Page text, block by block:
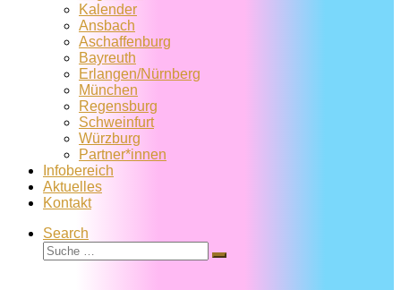
Kalender
Ansbach
Aschaffenburg
Bayreuth
Erlangen/Nürnberg
München
Regensburg
Schweinfurt
Würzburg
Partner*innen
Infobereich
Aktuelles
Kontakt
Search
Suche
Suche